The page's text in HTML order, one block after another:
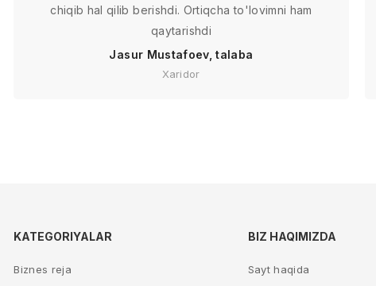
chiqib hal qilib berishdi. Ortiqcha to'lovimni ham
qaytarishdi
Jasur Mustafoev, talaba
Xaridor
KATEGORIYALAR
Biznes reja
BIZ HAQIMIZDA
Sayt haqida